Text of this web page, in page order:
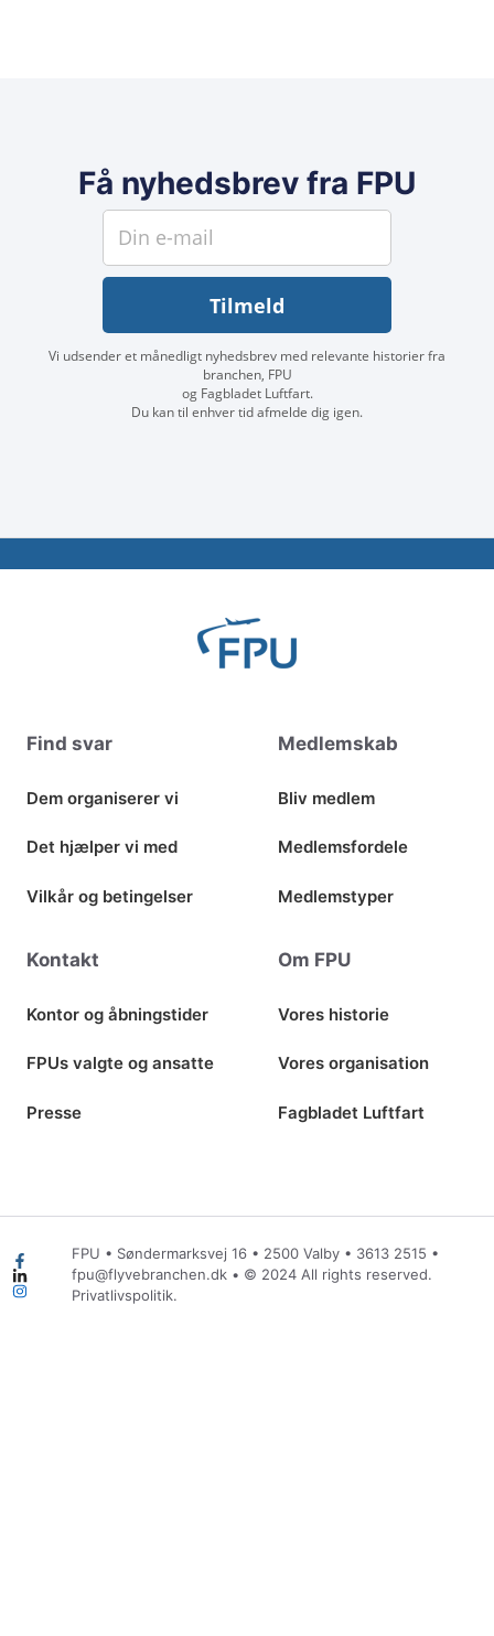
Få nyhedsbrev fra FPU
Vi udsender et månedligt nyhedsbrev med relevante historier fra
branchen, FPU
og Fagbladet Luftfart.
Du kan til enhver tid afmelde dig igen.
Find svar
Dem organiserer vi
Det hjælper vi med
Vilkår og betingelser
Medlemskab
Bliv medlem
Medlemsfordele
Medlemstyper
Kontakt
Kontor og åbningstider
FPUs valgte og ansatte
Presse
Om FPU
Vores historie
Vores organisation
Fagbladet Luftfart
FPU • Søndermarksvej 16 • 2500 Valby • 3613 2515 •
fpu@flyvebranchen.dk • © 2024 All rights reserved.
Privatlivspolitik.